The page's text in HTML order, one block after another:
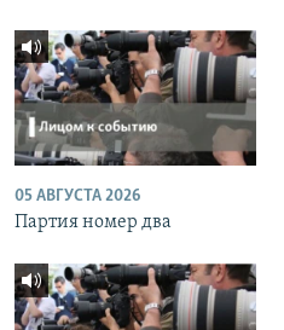
05 АВГУСТА 2026
Партия номер два